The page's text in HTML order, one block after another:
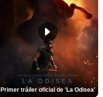
Primer tráiler oficial de 'La Odisea'